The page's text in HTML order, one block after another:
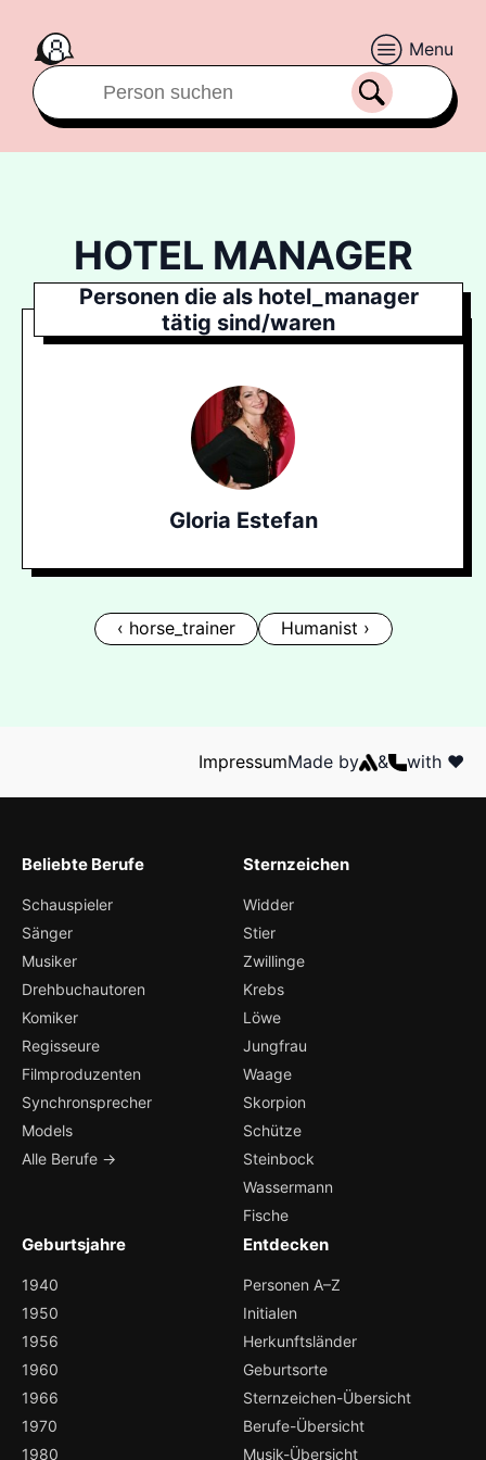
Menu
HOTEL MANAGER
Personen die als hotel_manager
tätig sind/waren
Gloria Estefan
‹ horse_trainer Humanist ›
ImpressumMade by & with ❤️
Beliebte Berufe
Schauspieler
Sänger
Musiker
Drehbuchautoren
Komiker
Regisseure
Filmproduzenten
Synchronsprecher
Models
Alle Berufe →
Sternzeichen
Widder
Stier
Zwillinge
Krebs
Löwe
Jungfrau
Waage
Skorpion
Schütze
Steinbock
Wassermann
Fische
Geburtsjahre
1940
1950
1956
1960
1966
1970
1980
Entdecken
Personen A–Z
Initialen
Herkunftsländer
Geburtsorte
Sternzeichen-Übersicht
Berufe-Übersicht
Musik-Übersicht